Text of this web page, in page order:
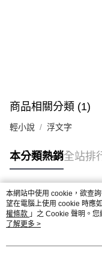
商品相關分類 (1)
輕小說 浮文字
本分類熱銷全站排
熱門標籤
本網站中使用 cookie，欲查
望在電腦上使用 cookie 時應
權條款 」之 Cookie 聲明。
用條款之 Cookie 聲明使用
了解更多 >